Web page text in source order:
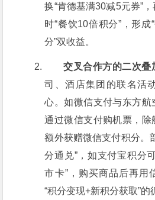
换“肯德基满30减5元券”
时“餐饮10倍积分”，形成
分”双收益。
交叉合作方的二次叠
司、酒店集团的联名活
心。如微信支付与东方航
通过微信支付购机票，除
额外获赠微信支付积分。
分通兑”，如支付宝积分
市卡”，购买商品后再用
“积分变现+新积分获取”的